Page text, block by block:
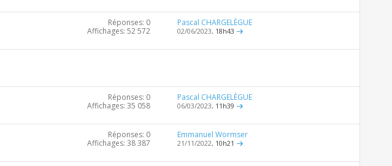
Réponses: 0
Affichages: 52 572
Pascal CHARGELÈGUE
02/06/2023, 18h43
Réponses: 0
Affichages: 35 058
Pascal CHARGELÈGUE
06/03/2023, 11h39
Réponses: 0
Affichages: 38 387
Emmanuel Wormser
21/11/2022, 10h21